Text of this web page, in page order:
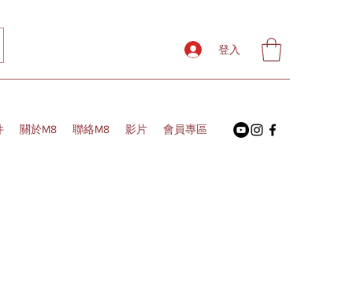
登入
關於M8 聯絡M8 影片 會員專區